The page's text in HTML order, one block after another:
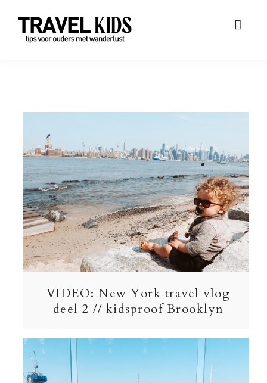
VIDEO: New York travel vlog
deel 2 // kidsproof Brooklyn